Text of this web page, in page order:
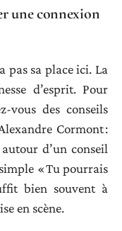
une connexion
pas sa place ici. La
d’esprit. Pour
vous des conseils
Cormont :
d’un conseil
« Tu pourrais
bien souvent à
en scène.